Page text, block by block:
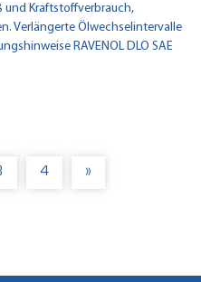
und Kraftstoffverbrauch,
Verlängerte Ölwechselintervalle
RAVENOL DLO SAE
4 »